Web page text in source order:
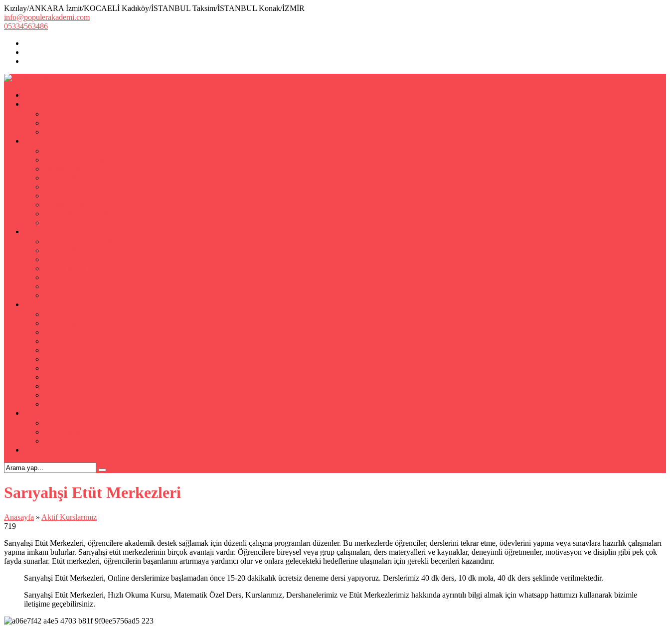
Kızılay/ANKARA İzmit/KOCAELİ Kadıköy/İSTANBUL Taksim/İSTANBUL Konak/İZMİR
info@populerakademi.com
05334563486
Sarıyahşi Etüt Merkezleri
Anasayfa » Aktif Kurslarımız
719
Sarıyahşi Etüt Merkezleri, öğrencilere akademik destek sağlamak için düzenli çalışma programları düzenler. Bu merkezlerde öğrenciler, derslerini tekrar etme, ödevlerini yapma veya sınavlara hazırlık çalışmaları
yapma imkanı bulurlar. Sarıyahşi etüt merkezlerinin birçok avantajı vardır. Öğrencilere bireysel veya grup çalışmaları, ders materyalleri ve kaynaklar, deneyimli öğretmenler, motivasyon ve disiplin gibi pek çok
fayda sunarlar. Etüt merkezleri, öğrencilerin başarılarını artırmaya yardımcı olur ve onlara gelecekteki hedeflerine ulaşmaları için gerekli becerileri kazandırır.
Sarıyahşi Etüt Merkezleri, Online derslerimize başlamadan önce 15-20 dakikalık ücretsiz deneme dersi yapıyoruz. Derslerimiz 40 dk ders, 10 dk mola, 40 dk ders şeklinde verilmektedir.
Sarıyahşi Etüt Merkezleri, Hızlı Okuma Kursu, Matematik Özel Ders, Kurslarımız, Dershanelerimiz ve Etüt Merkezlerimiz hakkında ayrıntılı bilgi almak için whatsapp hattımızı kullanarak bizimle
iletişime geçebilirsiniz.